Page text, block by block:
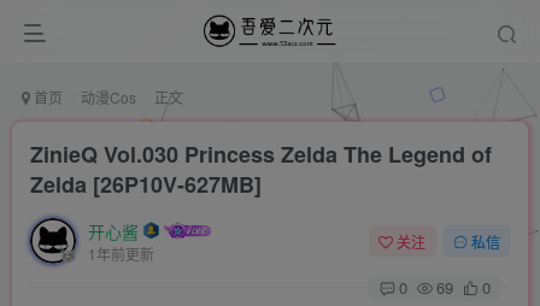
首页 动漫Cos 正文
ZinieQ Vol.030 Princess Zelda The Legend of
Zelda [26P10V-627MB]
开心酱
1年前更新
关注 私信
0 69 0